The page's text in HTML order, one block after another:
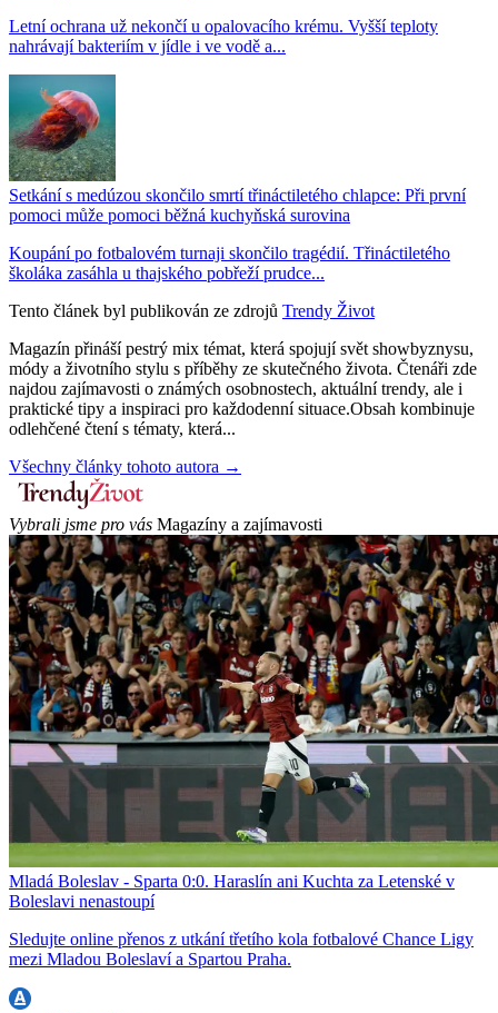
Letní ochrana už nekončí u opalovacího krému. Vyšší teploty
nahrávají bakteriím v jídle i ve vodě a...
Setkání s medúzou skončilo smrtí třináctiletého chlapce: Při první
pomoci může pomoci běžná kuchyňská surovina
Koupání po fotbalovém turnaji skončilo tragédií. Třináctiletého
školáka zasáhla u thajského pobřeží prudce...
Tento článek byl publikován ze zdrojů Trendy Život
Magazín přináší pestrý mix témat, která spojují svět showbyznysu,
módy a životního stylu s příběhy ze skutečného života. Čtenáři zde
najdou zajímavosti o známých osobnostech, aktuální trendy, ale i
praktické tipy a inspiraci pro každodenní situace.Obsah kombinuje
odlehčené čtení s tématy, která...
Všechny články tohoto autora →
Vybrali jsme pro vás Magazíny a zajímavosti
Mladá Boleslav - Sparta 0:0. Haraslín ani Kuchta za Letenské v
Boleslavi nenastoupí
Sledujte online přenos z utkání třetího kola fotbalové Chance Ligy
mezi Mladou Boleslaví a Spartou Praha.